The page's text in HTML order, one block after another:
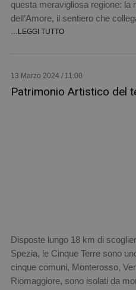
questa meravigliosa regione: la
dell’Amore, il sentiero che
…LEGGI TUTTO
13 Marzo 2024 / 11:00
Patrimonio Artistico del
Disposte lungo 18 km di
Spezia, le Cinque Terre sono
cinque comuni, Monterosso,
Riomaggiore, sono isolati da